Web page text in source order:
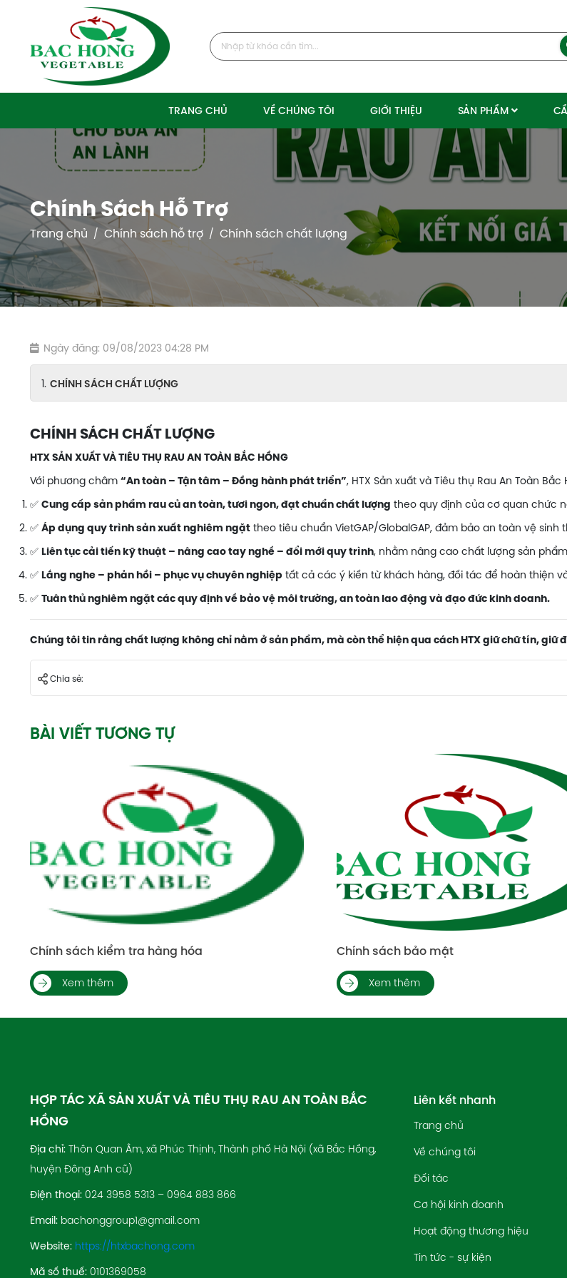
TRANG CHỦ VỀ CHÚNG TÔI GIỚI THIỆU SẢN PHẨM
Chính Sách Hỗ Trợ
Trang chủ Chính sách hỗ trợ Chính sách chất lượng
Ngày đăng: 09/08/2023 04:28 PM
CHÍNH SÁCH CHẤT LƯỢNG
CHÍNH SÁCH CHẤT LƯỢNG
HTX SẢN XUẤT VÀ TIÊU THỤ RAU AN TOÀN BẮC HỒNG
Với phương châm “An toàn – Tận tâm – Đồng hành phát triển”, HTX Sản xuất và Tiêu thụ Rau An Toàn
✅ Cung cấp sản phẩm rau củ an toàn, tươi ngon, đạt chuẩn chất lượng theo quy định của cơ quan chức
✅ Áp dụng quy trình sản xuất nghiêm ngặt theo tiêu chuẩn VietGAP/GlobalGAP, đảm bảo an toàn vệ
✅ Liên tục cải tiến kỹ thuật – nâng cao tay nghề – đổi mới quy trình, nhằm nâng cao chất lượng sản
✅ Lắng nghe – phản hồi – phục vụ chuyên nghiệp tất cả các ý kiến từ khách hàng, đối tác để hoàn thiện
✅ Tuân thủ nghiêm ngặt các quy định về bảo vệ môi trường, an toàn lao động và đạo đức kinh doanh.
Chúng tôi tin rằng chất lượng không chỉ nằm ở sản phẩm, mà còn thể hiện qua cách HTX giữ chữ tín, giữ
Chia sẻ:
BÀI VIẾT TƯƠNG TỰ
Chính sách bảo mật Chính sách đổi trả
HỢP TÁC XÃ SẢN XUẤT VÀ TIÊU THỤ RAU AN TOÀN BẮC
HỒNG
Địa chỉ: Thôn Quan Âm, xã Phúc Thịnh, Thành phố Hà Nội (xã Bắc Hồng,
huyện Đông Anh cũ)
Điện thoại: 024 3958 5313 – 0964 883 866
Email: bachonggroup1@gmail.com
Website: https://htxbachong.com
Mã số thuế: 0101369058
Liên kết nhanh
Trang chủ
Về chúng tôi
Đối tác
Cơ hội kinh doanh
Hoạt động thương hiệu
Tin tức - sự kiện